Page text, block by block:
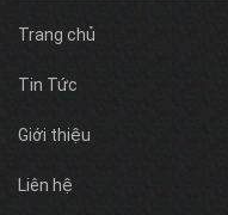
Trang chủ
Tin Tức
Giới thiệu
Liên hệ